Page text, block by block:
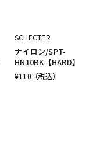
SCHECTER
ナイロン/SPT-
HN10BK【HARD】
¥110 （税込）